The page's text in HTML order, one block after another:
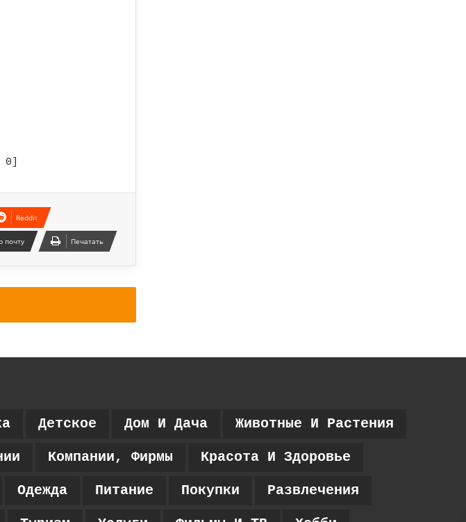
0
Reddit
почту Печатать
Детское Дом И Дача Животные И Растения
Компании, Фирмы Красота И Здоровье
Одежда Питание Покупки Развлечения